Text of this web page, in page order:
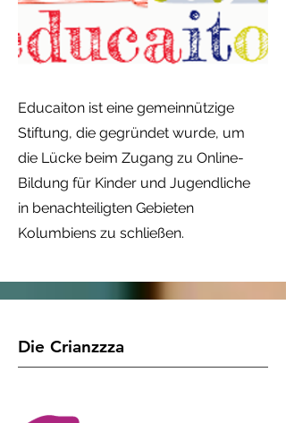
Educaiton ist eine gemeinnützige
Stiftung, die gegründet wurde, um
die Lücke beim Zugang zu Online-
Bildung für Kinder und Jugendliche
in benachteiligten Gebieten
Kolumbiens zu schließen.
Die Crianzzza